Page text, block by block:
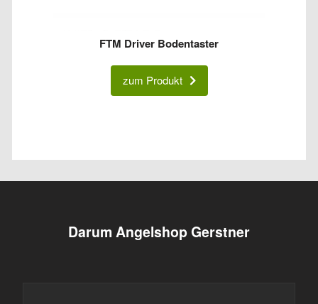
FTM Driver Bodentaster
zum Produkt
Darum Angelshop Gerstner